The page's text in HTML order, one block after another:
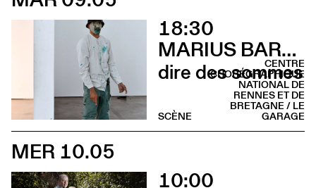
18:30
MARIUS BARTHAUX
dire des sommes
CENTRE
CHORÉGRAPHIQUE
NATIONAL DE
RENNES ET DE
BRETAGNE / LE
GARAGE
SCÈNE
MER 10.05
10:00